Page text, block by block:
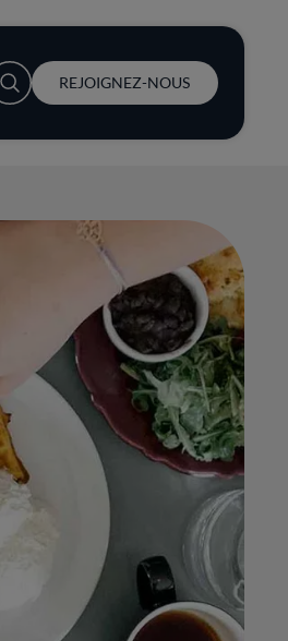
User account menu
REJOIGNEZ-NOUS